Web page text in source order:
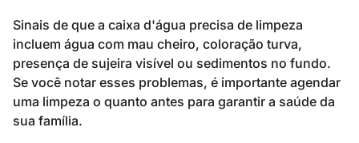
Sinais de que a caixa d'água precisa de limpeza
incluem água com mau cheiro, coloração turva,
presença de sujeira visível ou sedimentos no fundo.
Se você notar esses problemas, é importante agendar
uma limpeza o quanto antes para garantir a saúde da
sua família.